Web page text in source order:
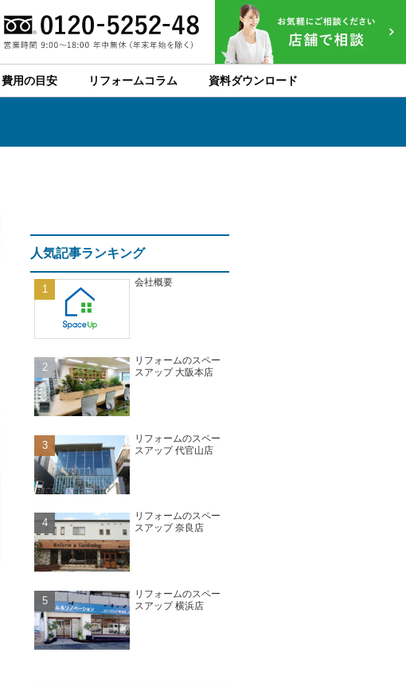
費用の目安 リフォームコラム 資料ダウンロード
人気記事ランキング
会社概要
リフォームのスペー
スアップ 大阪本店
リフォームのスペー
スアップ 代官山店
リフォームのスペー
スアップ 奈良店
リフォームのスペー
スアップ 横浜店